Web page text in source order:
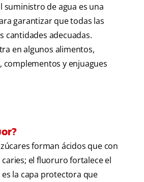
suministro de agua es una
garantizar que todas las
cantidades adecuadas.
en algunos alimentos,
complementos y enjuagues
forman ácidos que con
el fluoruro fortalece el
la capa protectora que